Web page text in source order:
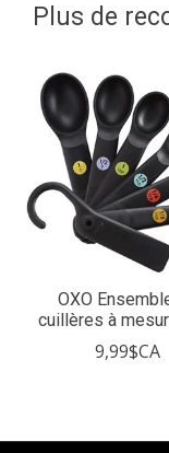
Plus de
Articles du
OXO
cuillères à
9,99$CA